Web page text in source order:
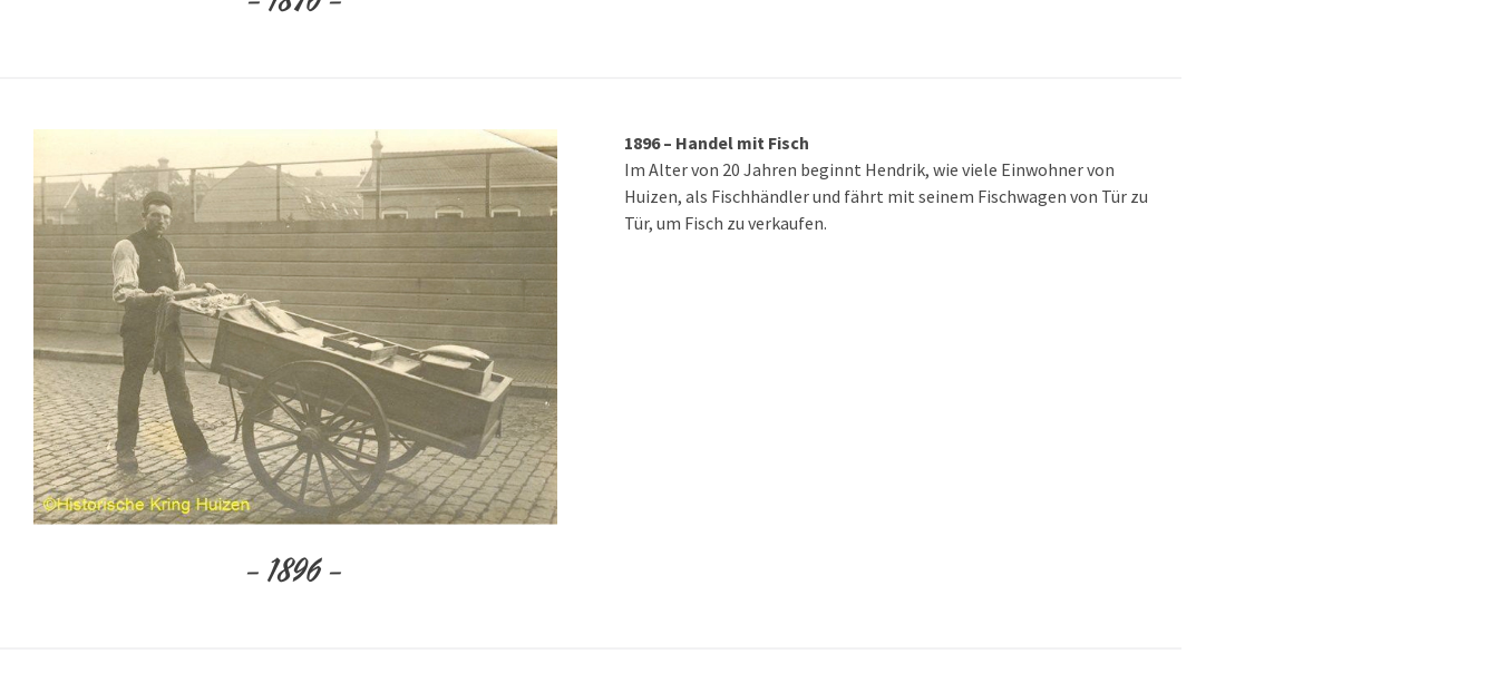
– 1896 –
1896 – Handel mit Fisch
Im Alter von 20 Jahren beginnt Hendrik, wie viele Einwohner von
Huizen, als Fischhändler und fährt mit seinem Fischwagen von Tür zu
Tür, um Fisch zu verkaufen.